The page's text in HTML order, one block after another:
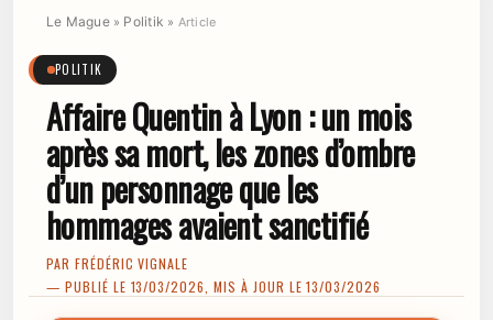
Le Mague» Politik » Article
POLITIK
Affaire Quentin à Lyon : un mois
après sa mort, les zones d’ombre
d’un personnage que les
hommages avaient sanctifié
PAR FRÉDÉRIC VIGNALE
— PUBLIÉ LE 13/03/2026, MIS À JOUR LE 13/03/2026